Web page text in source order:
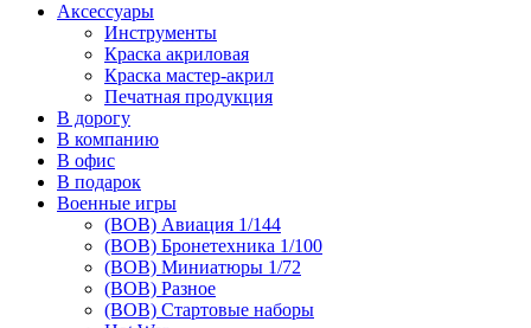
Аксессуары
Инструменты
Краска акриловая
Краска мастер-акрил
Печатная продукция
В дорогу
В компанию
В офис
В подарок
Военные игры
(ВОВ) Авиация 1/144
(ВОВ) Бронетехника 1/100
(ВОВ) Миниатюры 1/72
(ВОВ) Разное
(ВОВ) Стартовые наборы